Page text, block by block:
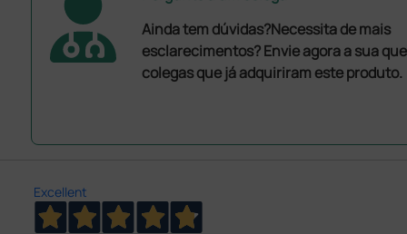
Ainda tem dúvidas?Necessita de mais
esclarecimentos? Envie agora a sua
colegas que já adquiriram este produto.
Excellent